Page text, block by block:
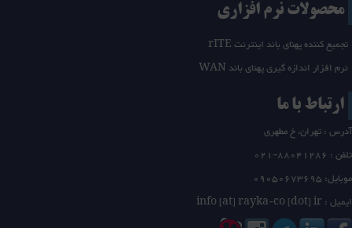
محصولات نرم افزاری
تجمیع کننده پهنای باند اینترنت rITE
نرم افزار اندازه گیری پهنای باند WAN
ارتباط با ما
آدرس : تهران، خ مطهری
تلفن : 21-88041286
0
موبایل: 09050673695
ایمیل : info [at] rayka-co [dot] ir